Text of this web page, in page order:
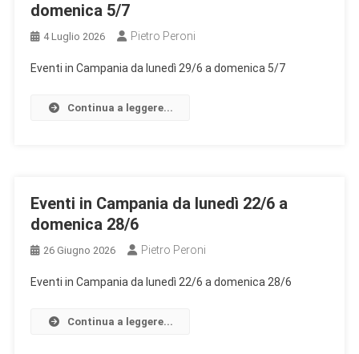
domenica 5/7
4 Luglio 2026 Pietro Peroni
Eventi in Campania da lunedì 29/6 a domenica 5/7
Continua a leggere...
Eventi in Campania da lunedì 22/6 a
domenica 28/6
26 Giugno 2026 Pietro Peroni
Eventi in Campania da lunedì 22/6 a domenica 28/6
Continua a leggere...